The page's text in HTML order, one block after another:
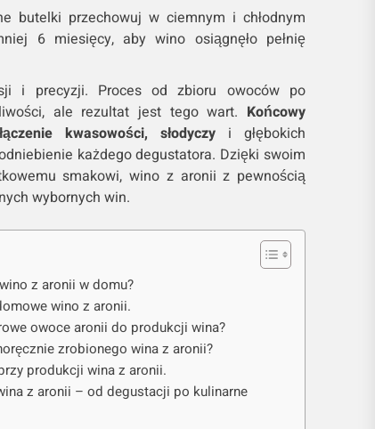
butelki przechowuj w ciemnym i chłodnym
6 miesięcy, aby wino osiągnęło pełnię
i precyzji. Proces od zbioru owoców po
ale rezultat jest tego wart. Końcowy
kwasowości, słodyczyi głębokich
każdego degustatora. Dzięki swoim
smakowi, wino z aronii z pewnością
wybornych win.
z aronii w domu?
wino z aronii.
owoce aronii do produkcji wina?
zrobionego wina z aronii?
produkcji wina z aronii.
z aronii – od degustacji po kulinarne